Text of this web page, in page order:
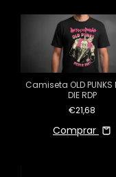
Camiseta OLD PUNKS
DIE RDP
€21,68
Comprar